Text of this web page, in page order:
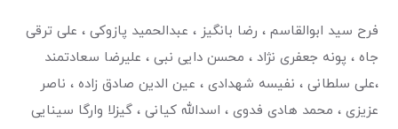
فرح سید ابوالقاسم ، رضا بانگیز ، عبدالحمید پازوکی ، علی ترقی
جاه ، پونه جعفری نژاد ، محسن دایی نبی ، علیرضا سعادتمند
،علی سلطانی ، نفیسه شهدادی ، عین الدین صادق زاده ، ناصر
عزیزی ، محمد هادی فدوی ، اسدالله کیانی ، گیزلا وارگا سینایی